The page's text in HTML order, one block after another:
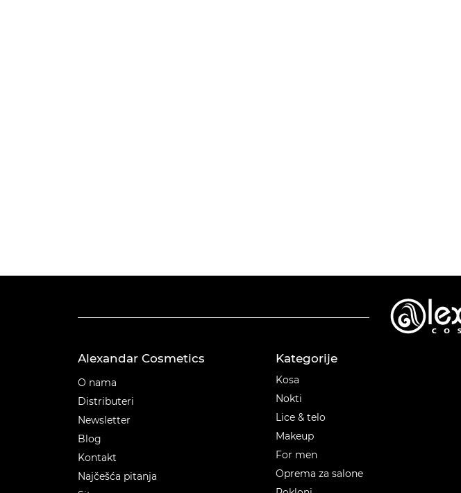
Alexandar Cosmetics
O nama
Distributeri
Newsletter
Blog
Kontakt
Najčešća pitanja
Kategorije
Kosa
Nokti
Lice & telo
Makeup
For men
Oprema za salone